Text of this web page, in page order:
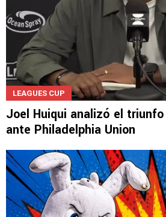
LEAGUES CUP
Joel Huiqui analizó el
ante Philadelphia Union